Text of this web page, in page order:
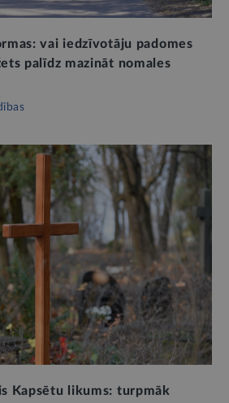
vai iedzīvotāju padomes
palīdz mazināt nomales
Kapsētu likums: turpmāk